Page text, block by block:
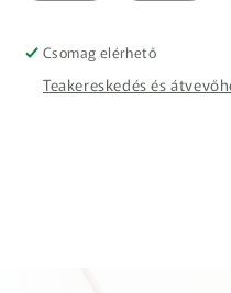
Csomag elérhető